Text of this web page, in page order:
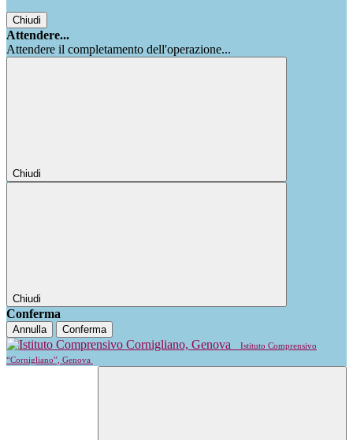
Chiudi
Attendere...
Attendere il completamento dell'operazione...
Chiudi
Chiudi
Conferma
Annulla Conferma
Istituto Comprensivo
“Cornigliano”, Genova